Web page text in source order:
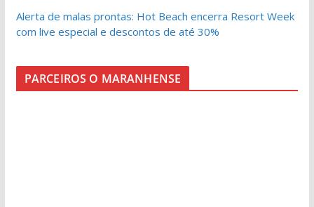
Alerta de malas prontas: Hot Beach encerra Resort Week
com live especial e descontos de até 30%
PARCEIROS O MARANHENSE